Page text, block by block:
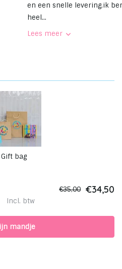
en een snelle levering.ik
heel...
Lees meer
Gift bag
€35,00 €34,50
Incl. btw
mandje